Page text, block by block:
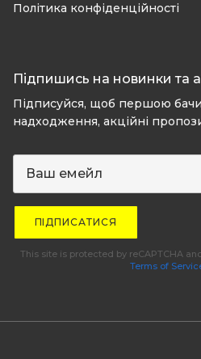
Політика конфіденційності
Підпишись на новинки та
Підписуйся, щоб першою
надходження, акційні
ПІДПИСАТИСЯ
This site is protected by reCAPTCHA
Terms of